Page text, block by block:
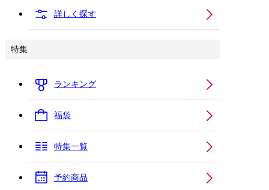
詳しく探す
特集
ランキング
福袋
特集一覧
予約商品